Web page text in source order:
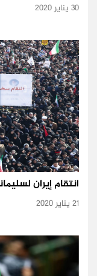
30 يناير 2020
انتقام إيران
21 يناير 2020